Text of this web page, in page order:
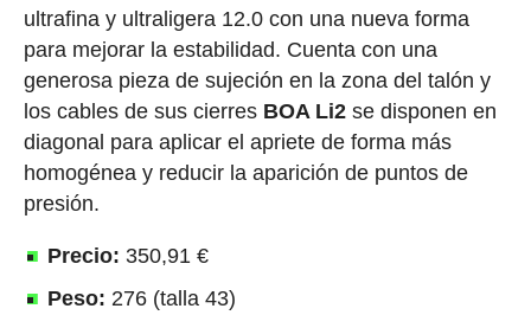
ultrafina y ultraligera 12.0 con una nueva forma
para mejorar la estabilidad. Cuenta con una
generosa pieza de sujeción en la zona del talón y
los cables de sus cierres BOA Li2se disponen en
diagonal para aplicar el apriete de forma más
homogénea y reducir la aparición de puntos de
presión.
Precio: 350,91 €
Peso: 276 (talla 43)